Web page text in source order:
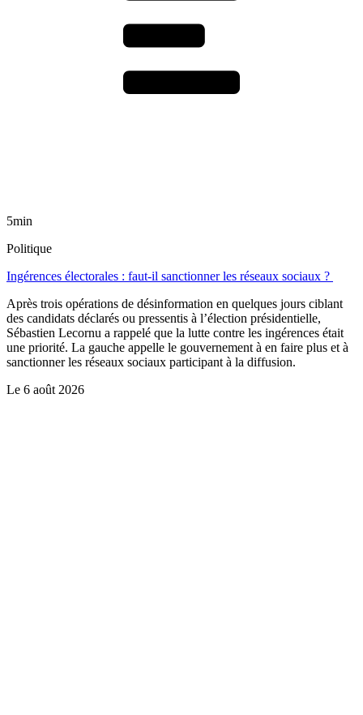
5min
Politique
Ingérences électorales : faut-il sanctionner les réseaux sociaux ?
Après trois opérations de désinformation en quelques jours ciblant
des candidats déclarés ou pressentis à l’élection présidentielle,
Sébastien Lecornu a rappelé que la lutte contre les ingérences était
une priorité. La gauche appelle le gouvernement à en faire plus et à
sanctionner les réseaux sociaux participant à la diffusion.
Le 6 août 2026